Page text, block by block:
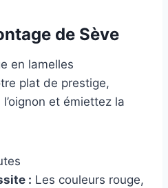
de Sève
en lamelles
plat de prestige,
et émiettez la
: Les couleurs rouge,